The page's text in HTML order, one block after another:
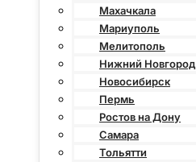
Махачкала
Мариуполь
Мелитополь
Нижний Новгород
Новосибирск
Пермь
Ростов на Дону
Самара
Тольятти